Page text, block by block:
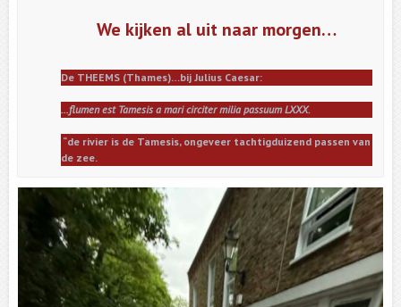
We kijken al uit naar morgen…
De THEEMS (Thames)…bij Julius Caesar:
…flumen est Tamesis a mari circiter milia passuum LXXX.
“de rivier is de Tamesis, ongeveer tachtigduizend passen van
de zee.